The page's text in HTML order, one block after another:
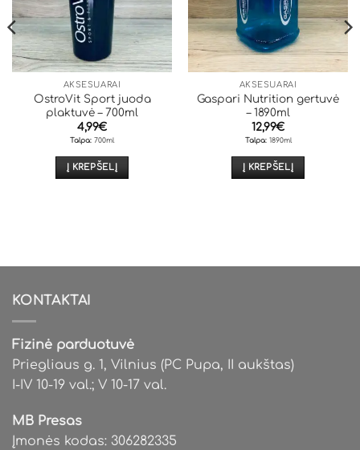
AKSESUARAI
OstroVit Sport juoda
plaktuvė – 700ml
4,99€
Talpa: 700ml
Į KREPŠELĮ
AKSESUARAI
Gaspari Nutrition gertuvė
– 1890ml
12,99€
Talpa:1890ml
Į KREPŠELĮ
KONTAKTAI
Fizinė parduotuvė
Priegliaus g. 1, Vilnius (PC Pupa, II aukštas)
I-IV 10-19 val.; V 10-17 val.
MB Presas
Įmonės kodas: 306282335